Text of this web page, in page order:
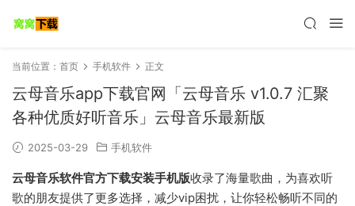
当前位置： 首页 手机软件 正文
云母音乐app下载官网「云母音乐 v1.0.7 汇聚
各种优质好听音乐」云母音乐最新版
2025-03-29 手机软件
云母音乐软件官方下载安装手机版收录了海量歌曲，为喜欢听
歌的朋友提供了更多选择，减少vip困扰，让你轻松畅听不同的